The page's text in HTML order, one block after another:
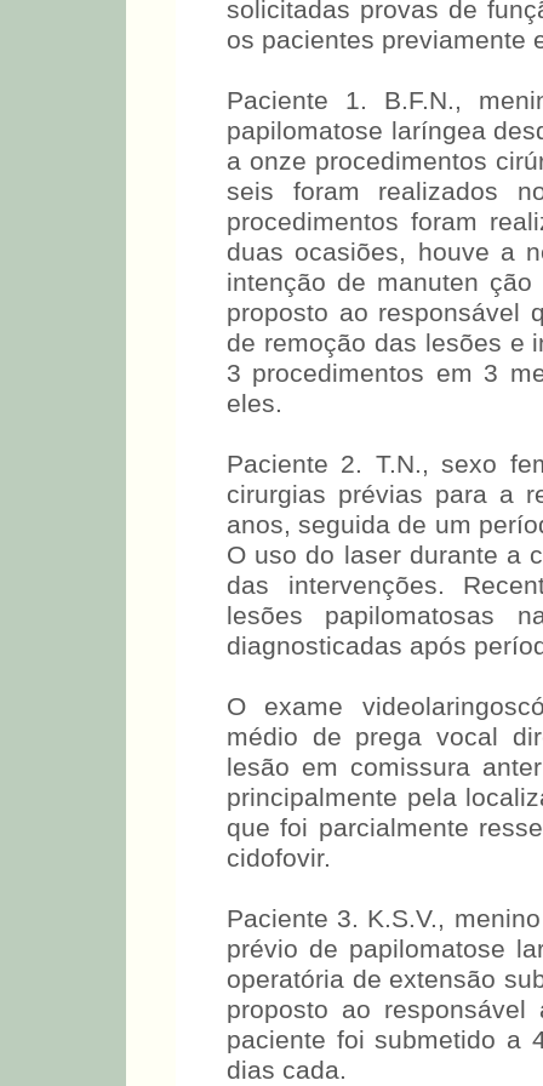
solicitadas provas de
os pacientes previamente
Paciente 1. B.F.N.,
papilomatose laríngea
a onze procedimentos
seis foram realizados
procedimentos foram
duas ocasiões, houve a
intenção de manuten
proposto ao responsável
de remoção das lesões e
3 procedimentos em 3
eles.
Paciente 2. T.N., sexo
cirurgias prévias para a
anos, seguida de um
O uso do laser durante a
das intervenções.
lesões papilomatosas
diagnosticadas após
O exame
médio de prega vocal
lesão em comissura
principalmente pela
que foi parcialmente
cidofovir.
Paciente 3. K.S.V.,
prévio de papilomatose
operatória de extensão
proposto ao
paciente foi submetido a
dias cada.